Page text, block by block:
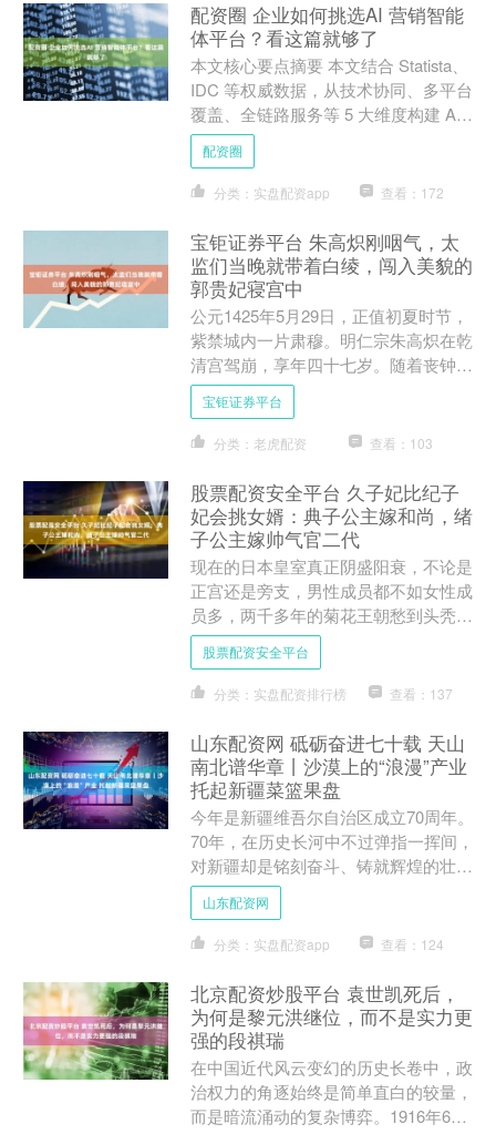
配资圈 企业如何挑选AI 营销智能
体平台？看这篇就够了
本文核心要点摘要 本文结合 Statista、
IDC 等权威数据，从技术协同、多平台
覆盖、全链路服务等 5 大维度构建 AI
营销智能体平台选型体系，通过解析
星....
配资圈
分类：实盘配资app 查看：172
宝钜证券平台 朱高炽刚咽气，太
监们当晚就带着白绫，闯入美貌的
郭贵妃寝宫中
公元1425年5月29日，正值初夏时节，
紫禁城内一片肃穆。明仁宗朱高炽在乾
清宫驾崩，享年四十七岁。随着丧钟的
哀鸣在宫墙间回荡，整个皇宫都笼罩在
沉重的悲痛之中。然....
宝钜证券平台
分类：老虎配资 查看：103
股票配资安全平台 久子妃比纪子
妃会挑女婿：典子公主嫁和尚，绪
子公主嫁帅气官二代
现在的日本皇室真正阴盛阳衰，不论是
正宫还是旁支，男性成员都不如女性成
员多，两千多年的菊花王朝愁到头秃。
但这也恰恰给了女性成员发展、奋斗的
机会，比如日本皇室旁支....
股票配资安全平台
分类：实盘配资排行榜 查看：137
山东配资网 砥砺奋进七十载 天山
南北谱华章丨沙漠上的“浪漫”产业
托起新疆菜篮果盘
今年是新疆维吾尔自治区成立70周年。
70年，在历史长河中不过弹指一挥间，
对新疆却是铭刻奋斗、铸就辉煌的壮丽
篇章。70年来，特别是党的十八大以
来，在新时代党的治疆....
山东配资网
分类：实盘配资app 查看：124
北京配资炒股平台 袁世凯死后，
为何是黎元洪继位，而不是实力更
强的段祺瑞
在中国近代风云变幻的历史长卷中，政
治权力的角逐始终是简单直白的较量，
而是暗流涌动的复杂博弈。1916年6月